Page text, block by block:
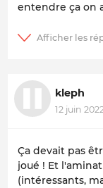
entendre ça on
kleph
12 juin
Ça devait pas
joué ! Et
(intéressants,